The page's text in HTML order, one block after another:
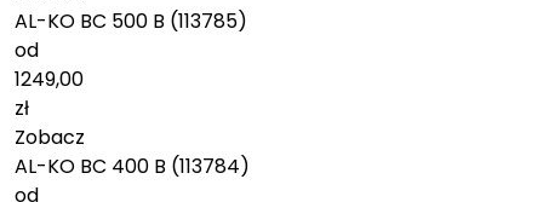
AL-KO BC 500 B (113785)
od
1249,00
zł
Zobacz
AL-KO BC 400 B (113784)
od